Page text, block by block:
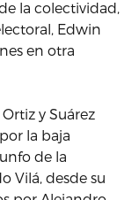
la colectividad,
Edwin
en otra
y Suárez
la baja
de la
Vilá, desde su